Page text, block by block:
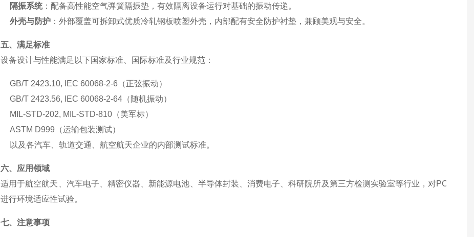
隔振系统：配备高性能空气弹簧隔振垫，有效隔离设备运行对基础的振动传递。
外壳与防护 ：外部覆盖可拆卸式优质冷轧钢板喷塑外壳，内部配有安全防护衬垫，兼顾美观与安全。
五、满足标准
设备设计与性能满足以下国家标准、国际标准及行业规范：
GB/T 2423.10, IEC 60068-2-6（正弦振动）
GB/T 2423.56, IEC 60068-2-64（随机振动）
MIL-STD-202, MIL-STD-810（美军标）
ASTM D999（运输包装测试）
以及各汽车、轨道交通、航空航天企业的内部测试标准。
六、应用领域
适用于航空航天、汽车电子、精密仪器、新能源电池、半导体封装、消费电子、科研院所及第三方检测实验室等行业，对PCB、模
进行环境适应性试验。
七、注意事项